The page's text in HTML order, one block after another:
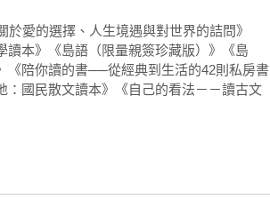
的每一步，就可以告訴自己，人生這樣已
到某個遠方，讓那個人在自己未來的理想
條環島路線總長約一千四百公里，參拜行
、高知縣、愛媛縣、香川縣）。全程徒步
二歲時，為了消解世人的災厄，巡遊四國
寺院），稱為四國八十八所。發心遍路者可
來當然也行，端看個人意願。從番號第一
路上一直都有空海大師相伴，所以上面寫
愛的選擇、人生境遇與對世界的詰問》
讀本》《島語（限量親簽珍藏版）》《島
《陪你讀的書──從經典到生活的42則私房書
：國民散文讀本》《自己的看法－－讀古文